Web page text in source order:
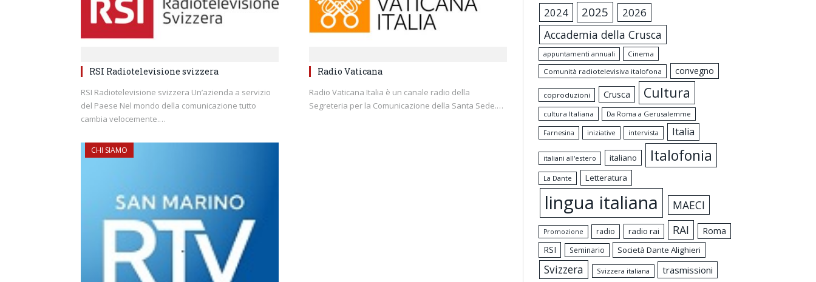
RSI Radiotelevisione svizzera
RSI Radiotelevisione svizzera Un’azienda a servizio
del Paese Nel mondo della comunicazione tutto
cambia velocemente.…
Radio Vaticana
Radio Vaticana Italia è un canale radio della
Segreteria per la Comunicazione della Santa Sede.…
CHI SIAMO
2024 2025 2026
Accademia della Crusca
appuntamenti annuali
Cinema
Comunità radiotelevisiva italofona
convegno
coproduzioni Crusca Cultura
cultura Italiana Da Roma a Gerusalemme
Farnesina iniziative intervista Italia
italiani all'estero italiano Italofonia
La Dante Letteratura
lingua italiana MAECI
Promozione radio radio rai RAI
Roma
RSI
Seminario Società Dante Alighieri
Svizzera Svizzera italiana trasmissioni